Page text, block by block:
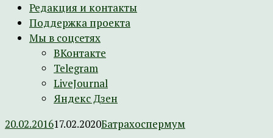
Редакция и контакты
Поддержка проекта
Мы в соцсетях
ВКонтакте
Telegram
LiveJournal
Яндекс Дзен
20.02.201617.02.2020Батрахоспермум